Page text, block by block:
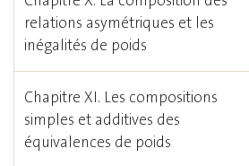
relations asymétriques et les
inégalités de poids
Chapitre XI. Les compositions
simples et additives des
équivalences de poids